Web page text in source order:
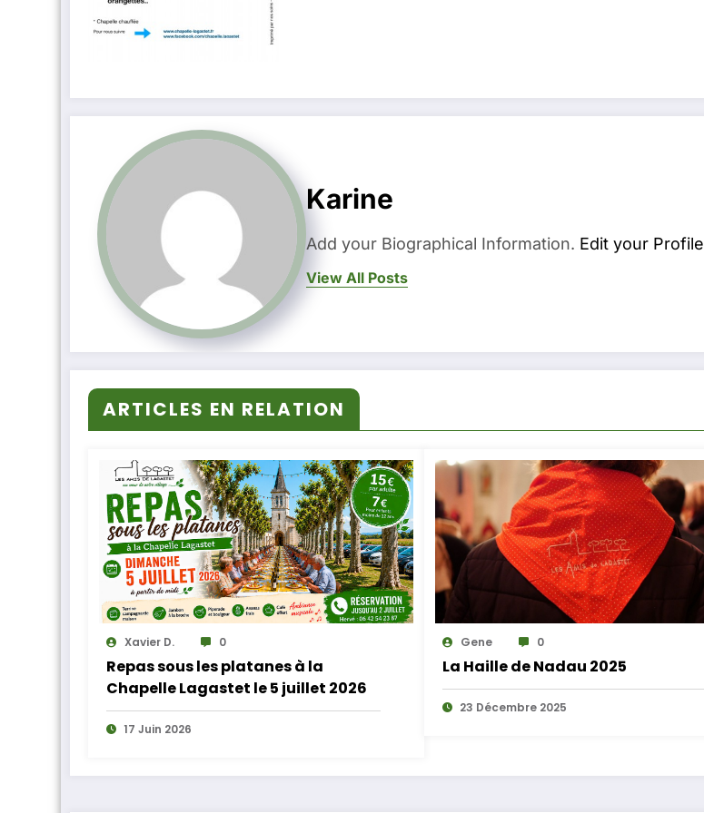
Karine
Add your Biographical Information. Edit your Profile
View All Posts
ARTICLES EN RELATION
Xavier D. 0
Repas sous les platanes à la
Chapelle Lagastet le 5 juillet 2026
17 Juin 2026
Gene 0
La Haille de Nadau 2025
23 Décembre 2025